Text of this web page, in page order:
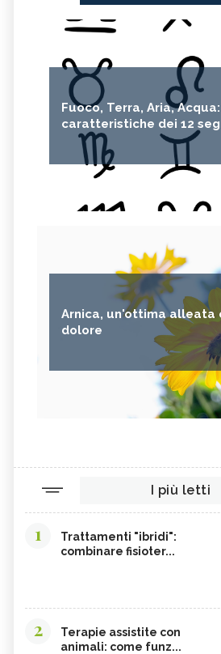
ALTROCONSUMO
CARAFFE FILTRANTI
Fuoco, Terra, Aria,
caratteristiche dei 12
Arnica, un'ottima alleata
dolore
I più letti
1
Trattamenti "ibridi":
combinare fisioter...
2
Terapie assistite con
animali: come funz...